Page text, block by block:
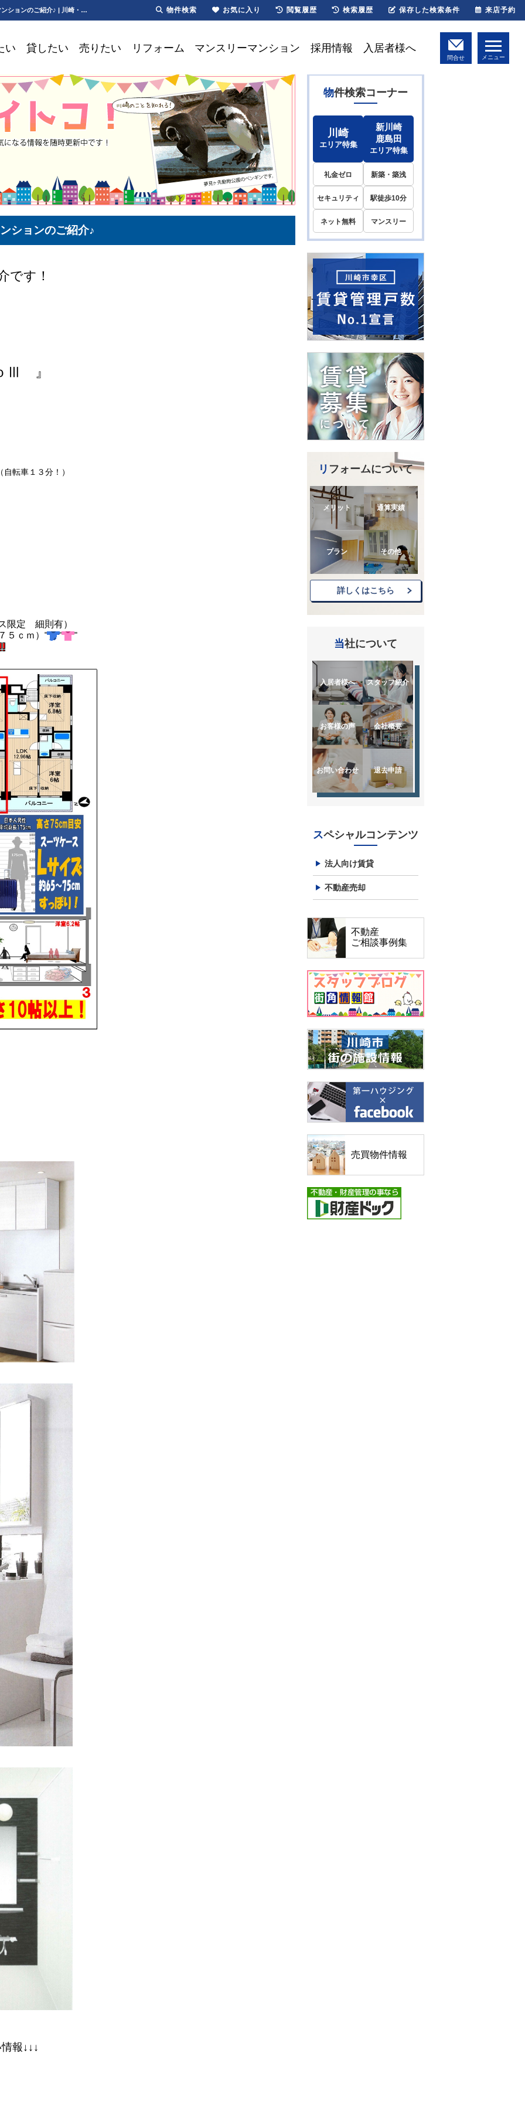
インターネット初公開！新築マンションのご紹介【更新】インターネット初公開！新築マンションのご紹介♪ | 川崎・新川崎・鹿島田の賃貸は第一ハウジング株式会社にお任せ下さい！
い 貸したい 売りたい リフォーム マンスリーマンション 採用情報 入居者様へ
問合せ メニュー
ションのご紹介♪
です！
Ⅲ 』
転車１３分！）
限定 細則有）
５ｃｍ）
報↓↓↓
物件検索コーナー
川崎
エリア特集
新川崎
鹿島田
エリア特集
礼金ゼロ 新築・築浅
セキュリティ 駅徒歩10分
ネット無料 マンスリー
リフォームについて
メリット 通算実績
プラン その他
詳しくはこちら
当社について
入居者様へ スタッフ紹介
お客様の声 会社概要
お問い合わせ 退去申請
スペシャルコンテンツ
法人向け賃貸
不動産売却
不動産
ご相談事例集
売買物件情報
物件検索 お気に入り 閲覧履歴 検索履歴 保存した検索条件 来店予約